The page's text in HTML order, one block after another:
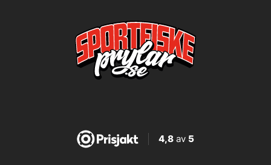
4,8av 5